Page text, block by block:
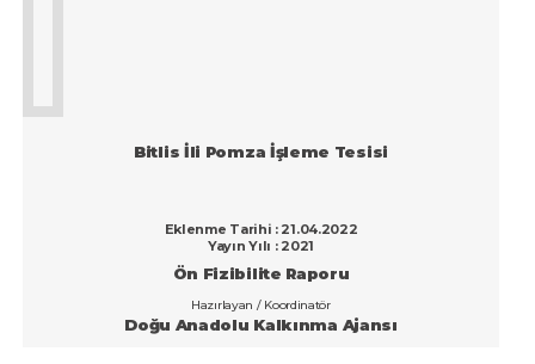
Bitlis İli Pomza İşleme Tesisi
Eklenme Tarihi : 21.04.2022
Yayın Yılı : 2021
Ön Fizibilite Raporu
Hazırlayan / Koordinatör
Doğu Anadolu Kalkınma Ajansı